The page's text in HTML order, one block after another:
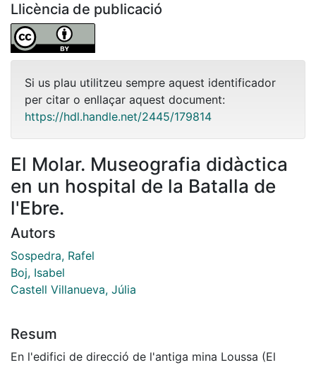
Llicència de publicació
Si us plau utilitzeu sempre aquest identificador
per citar o enllaçar aquest document:
https://hdl.handle.net/2445/179814
El Molar. Museografia didàctica
en un hospital de la Batalla de
l'Ebre.
Autors
Sospedra, Rafel
Boj, Isabel
Castell Villanueva, Júlia
Resum
En l'edifici de direcció de l'antiga mina Loussa (El